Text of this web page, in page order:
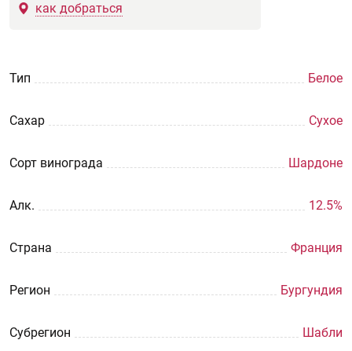
как добраться
Тип Белое
Сахар Сухое
Сорт винограда Шардоне
Aлк. 12.5%
Страна Франция
Регион Бургундия
Субрегион Шабли